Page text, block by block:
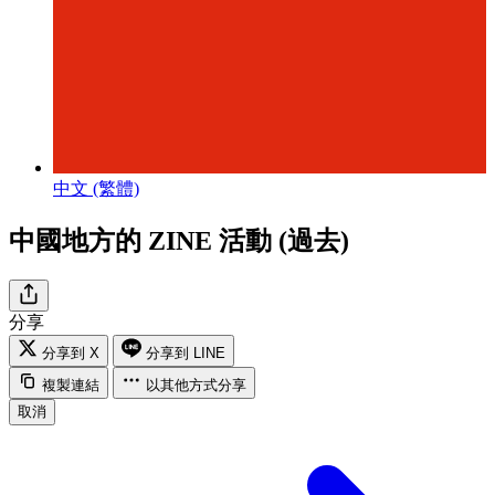
中文 (繁體)
中國地方的 ZINE 活動 (過去)
分享
分享到 X
分享到 LINE
複製連結
以其他方式分享
取消